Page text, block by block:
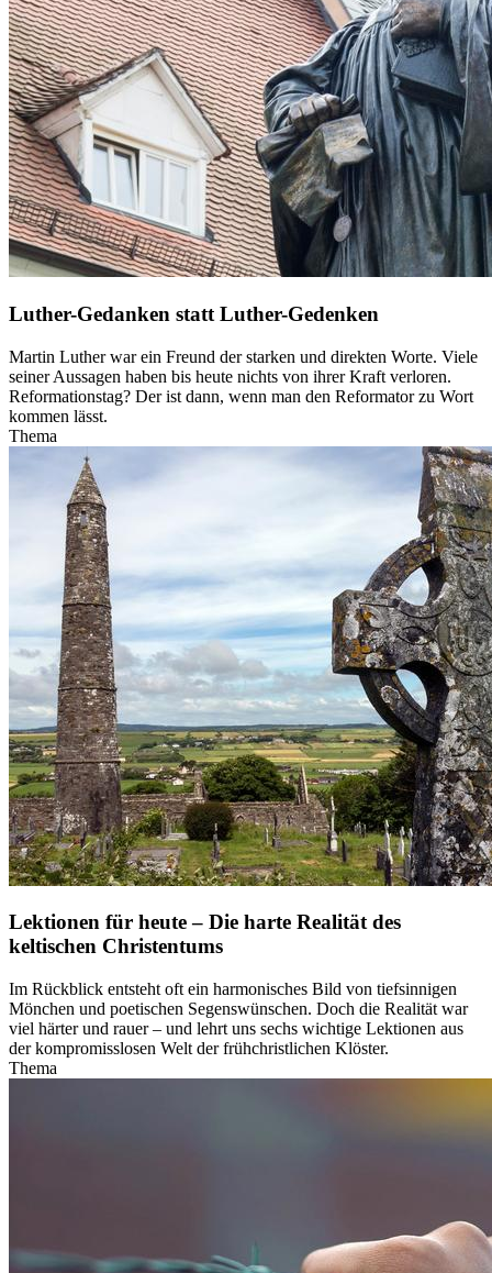
Luther-Gedanken statt Luther-Gedenken
Martin Luther war ein Freund der starken und direkten Worte. Viele
seiner Aussagen haben bis heute nichts von ihrer Kraft verloren.
Reformationstag? Der ist dann, wenn man den Reformator zu Wort
kommen lässt.
Thema
Lektionen für heute – Die harte Realität des
keltischen Christentums
Im Rückblick entsteht oft ein harmonisches Bild von tiefsinnigen
Mönchen und poetischen Segenswünschen. Doch die Realität war
viel härter und rauer – und lehrt uns sechs wichtige Lektionen aus
der kompromisslosen Welt der frühchristlichen Klöster.
Thema